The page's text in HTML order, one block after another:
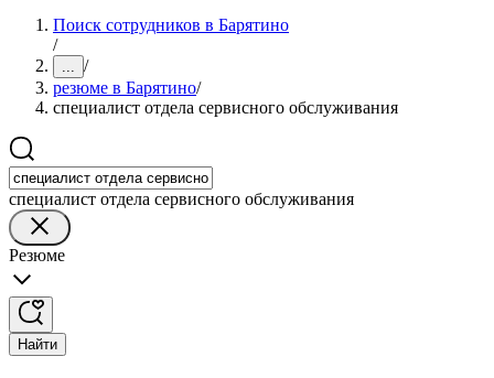
Поиск сотрудников в Барятино
/
... /
резюме в Барятино/
специалист отдела сервисного обслуживания
специалист отдела сервисного обслуживания
Резюме
Найти